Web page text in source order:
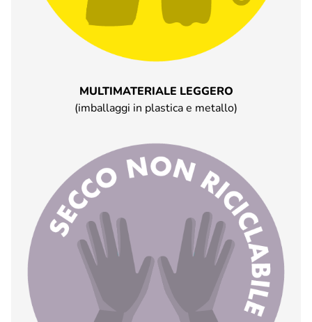
MULTIMATERIALE LEGGERO
(imballaggi in plastica e metallo)